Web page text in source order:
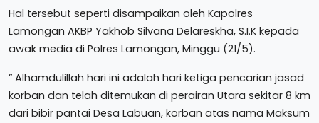
Hal tersebut seperti disampaikan oleh Kapolres
Lamongan AKBP Yakhob Silvana Delareskha, S.I.K kepada
awak media di Polres Lamongan, Minggu (21/5).
” Alhamdulillah hari ini adalah hari ketiga pencarian jasad
korban dan telah ditemukan di perairan Utara sekitar 8 km
dari bibir pantai Desa Labuan, korban atas nama Maksum